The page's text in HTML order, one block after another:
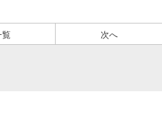
覧 次へ